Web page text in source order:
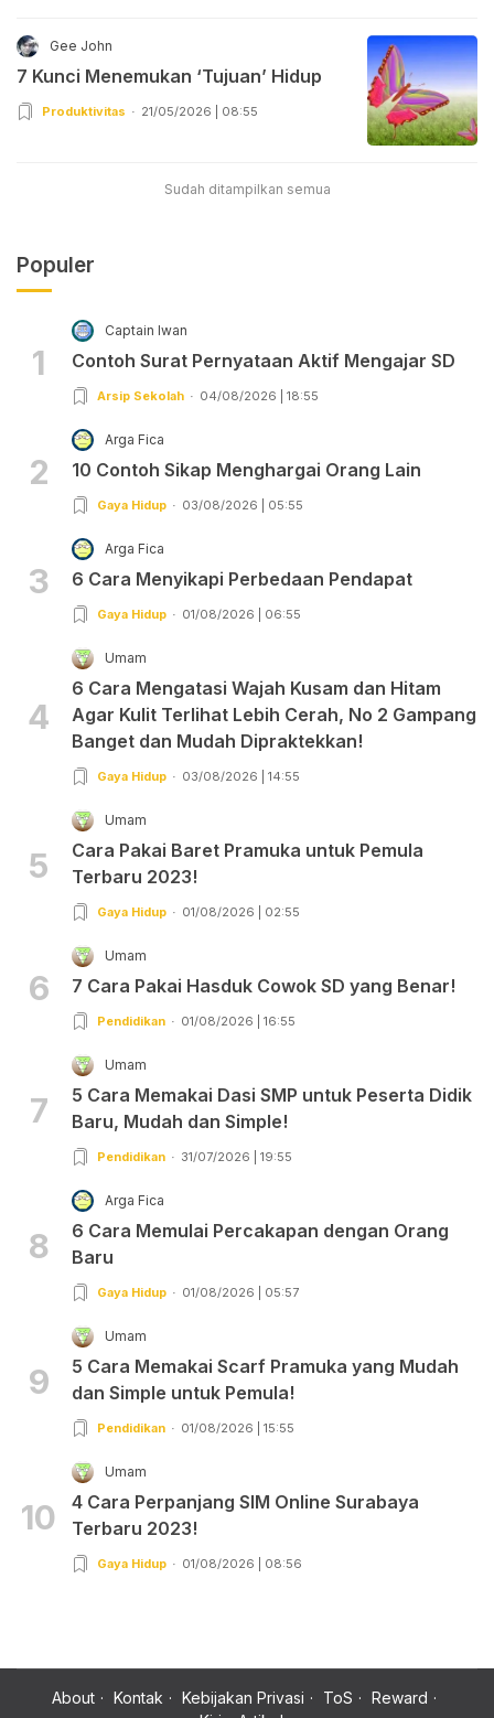
Gee John
7 Kunci Menemukan ‘Tujuan’ Hidup
Produktivitas 21/05/2026 | 08:55
Sudah ditampilkan semua
Populer
1
Captain Iwan
Contoh Surat Pernyataan Aktif Mengajar SD
Arsip Sekolah 04/08/2026 | 18:55
2
Arga Fica
10 Contoh Sikap Menghargai Orang Lain
Gaya Hidup 03/08/2026 | 05:55
3
Arga Fica
6 Cara Menyikapi Perbedaan Pendapat
Gaya Hidup 01/08/2026 | 06:55
4
Umam
6 Cara Mengatasi Wajah Kusam dan Hitam
Agar Kulit Terlihat Lebih Cerah, No 2 Gampang
Banget dan Mudah Dipraktekkan!
Gaya Hidup 03/08/2026 | 14:55
5
Umam
Cara Pakai Baret Pramuka untuk Pemula
Terbaru 2023!
Gaya Hidup 01/08/2026 | 02:55
6
Umam
7 Cara Pakai Hasduk Cowok SD yang Benar!
Pendidikan 01/08/2026 | 16:55
7
Umam
5 Cara Memakai Dasi SMP untuk Peserta Didik
Baru, Mudah dan Simple!
Pendidikan 31/07/2026 | 19:55
8
Arga Fica
6 Cara Memulai Percakapan dengan Orang
Baru
Gaya Hidup 01/08/2026 | 05:57
9
Umam
5 Cara Memakai Scarf Pramuka yang Mudah
dan Simple untuk Pemula!
Pendidikan 01/08/2026 | 15:55
10
Umam
4 Cara Perpanjang SIM Online Surabaya
Terbaru 2023!
Gaya Hidup 01/08/2026 | 08:56
About Kontak Kebijakan Privasi ToS
Reward